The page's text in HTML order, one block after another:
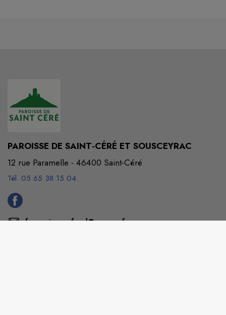
PAROISSE DE SAINT-CÉRÉ ET SOUSCEYRAC
12 rue Paramelle - 46400 Saint-Céré
Tél. 05 65 38 15 04
francois_gerfaud@orange.fr